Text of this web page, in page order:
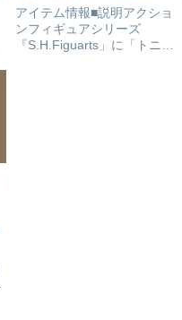
PIECE』[BANDAI
SPIRITS]が予約受付中
アイテム情報■説明アクショ
ンフィギュアシリーズ
『S.H.Figuarts」に「トニー